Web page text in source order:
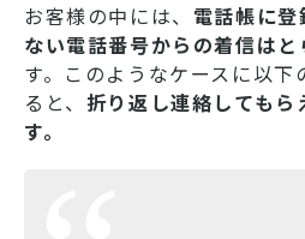
お客様の中には、 電話帳に
ない電話番号からの着信は
す。このようなケースに以
ると、 折り返し連絡しても
す。